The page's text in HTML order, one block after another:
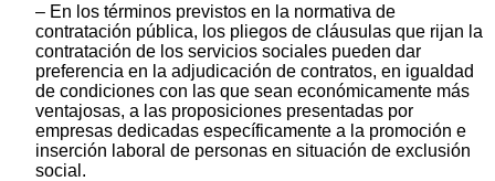
– En los términos previstos en la normativa de
contratación pública, los pliegos de cláusulas que rijan la
contratación de los servicios sociales pueden dar
preferencia en la adjudicación de contratos, en igualdad
de condiciones con las que sean económicamente más
ventajosas, a las proposiciones presentadas por
empresas dedicadas específicamente a la promoción e
inserción laboral de personas en situación de exclusión
social.